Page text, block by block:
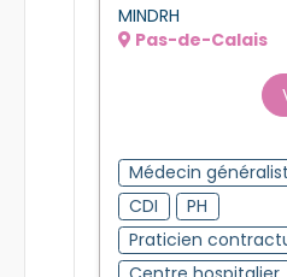
MINDRH
Pas-de-Calais
Médecin
CDI
PH
Praticien